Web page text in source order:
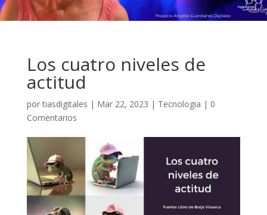
Los cuatro niveles de
actitud
portiasdigitales | Mar 22, 2023 | Tecnologia | 0
Comentarios